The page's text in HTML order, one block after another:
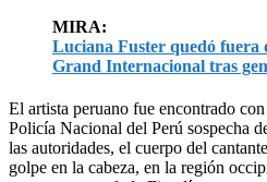
MIRA:
Luciana Fuster quedó fuera
Grand Internacional tras
El artista peruano fue encontrado
Policía Nacional del Perú sospecha
las autoridades, el cuerpo del
golpe en la cabeza, en la región